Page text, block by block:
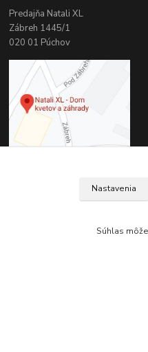
Predajňa Natali XL
Zábreh 1445/1
020 01 Púchov
Zákaznícka podpora
Nastavenia
Súhlas